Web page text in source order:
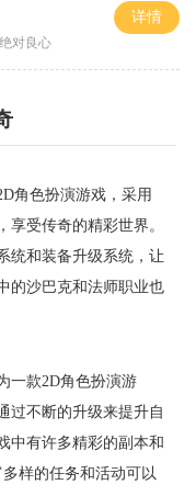
对良心
详情
角色扮演游戏，采用
受传奇的精彩世界。
统和装备升级系统，让
的沙巴克和法师职业也
一款2D角色扮演游
过不断的升级来提升自
中有许多精彩的副本和
样的任务和活动可以